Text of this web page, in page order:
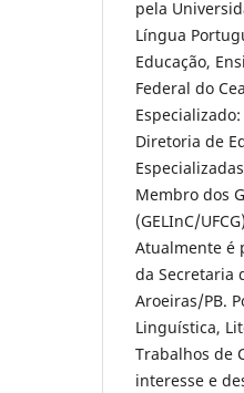
pela
Língua
Educação,
Federal do
Diretoria de
Membro dos
(GELInC/
Atualmente é
da Secretaria
Aroeiras/PB.
Linguística,
Trabalhos de
interesse e